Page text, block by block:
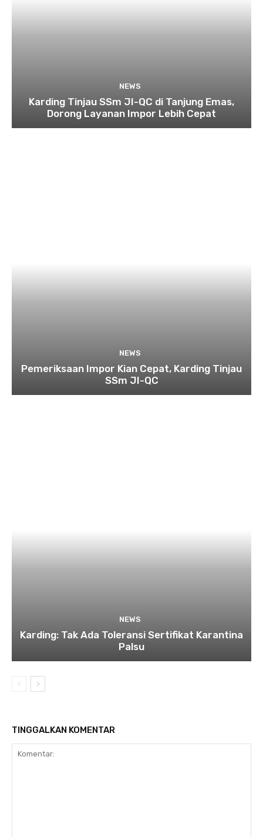
NEWS
Karding Tinjau SSm JI-QC di Tanjung Emas,
Dorong Layanan Impor Lebih Cepat
NEWS
Pemeriksaan Impor Kian Cepat, Karding Tinjau
SSm JI-QC
NEWS
Karding: Tak Ada Toleransi Sertifikat Karantina
Palsu
TINGGALKAN KOMENTAR